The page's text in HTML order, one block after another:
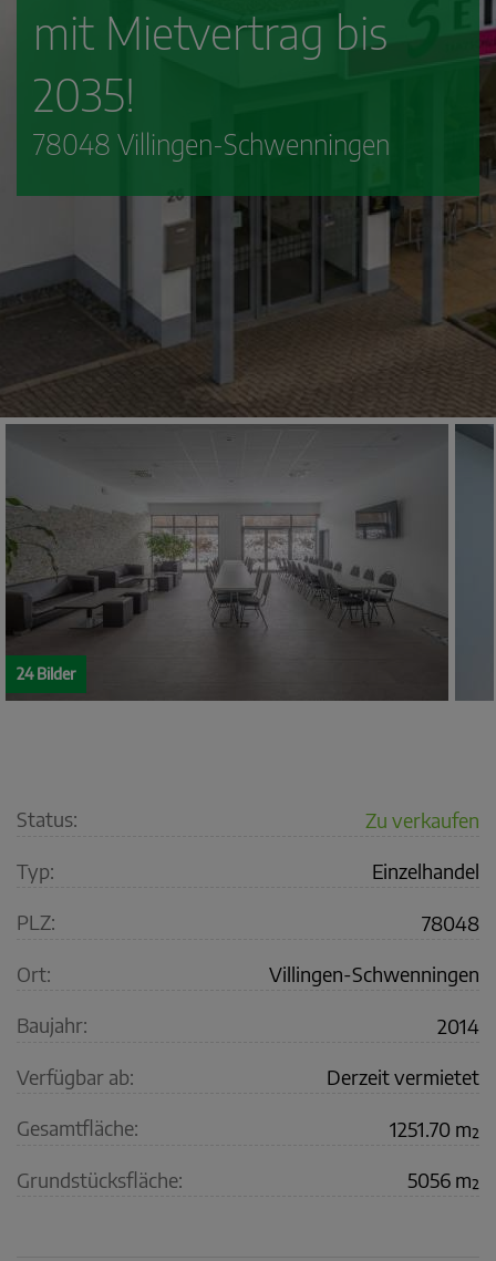
mit Mietvertrag bis
2035!
78048 Villingen-Schwenningen
24 Bilder
Status: Zu verkaufen
Typ: Einzelhandel
PLZ: 78048
Ort: Villingen-Schwenningen
Baujahr: 2014
Verfügbar ab: Derzeit vermietet
Gesamtfläche: 1251.70 m²
Grundstücksfläche: 5056 m²